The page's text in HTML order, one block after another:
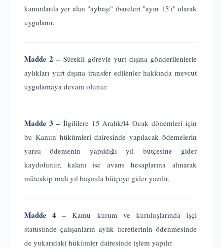
kanunlarda yer alan "aybaşı" ibareleri "ayın 15'i" olarak
uygulanır.
Madde 2 – Sürekli görevle yurt dışına gönderilenlerle
aylıkları yurt dışına transfer edilenler hakkında mevcut
uygulamaya devam olunur.
Madde 3 – İlgililere 15 Aralık/l4 Ocak dönemleri için
bu Kanun hükümleri dairesinde yapılacak ödemelerin
yarısı ödemenin yapıldığı yıl bütçesine gider
kaydolunur, kalanı ise avans hesaplarına alınarak
müteakip mali yıl başında bütçeye gider yazılır.
Madde 4 –Kamu kurum ve kuruluşlarında işçi
statüsünde çalışanların aylık ücretlerinin ödenmesinde
de yukarıdaki hükümler dairesinde işlem yapılır.